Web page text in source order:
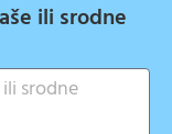
ili srodne